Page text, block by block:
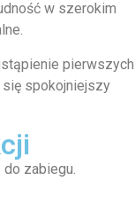
w szerokim
pierwszych
spokojniejszy
zabiegu.